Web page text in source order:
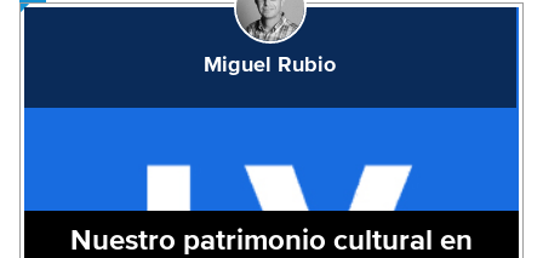
Miguel Rubio
Nuestro patrimonio cultural en